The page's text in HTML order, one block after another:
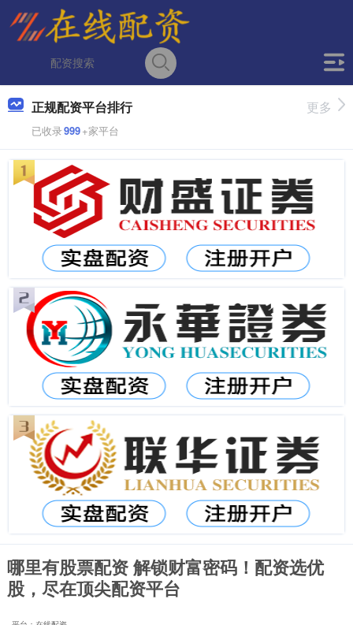
正规配资平台排行
已收录999+家平台
更多
哪里有股票配资 解锁财富密码！配资选优
股，尽在顶尖配资平台